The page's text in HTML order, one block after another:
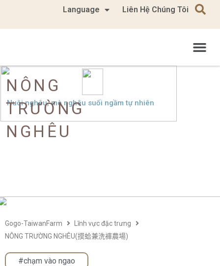
Language Liên Hệ Chúng Tôi
Nuôi nghêu, mò nghêu suối ngầm tự nhiên
NÔNG
TRƯỜNG
NGHÊU
Gogo-TaiwanFarm
Lĩnh vực đặc trưng
NÔNG TRƯỜNG NGHÊU(摸蛤兼洗褲農場)
#chạm vào ngao